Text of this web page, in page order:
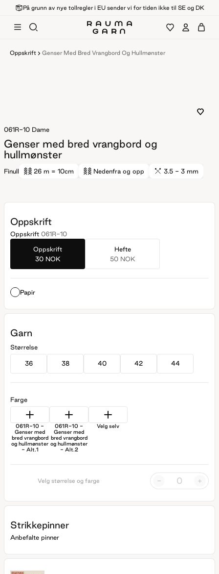
På grunn av nye tollregler i EU sender vi for tiden ikke til SE og DK
Oppskrift Genser Med Bred Vrangbord Og Hullmønster
061R-10 Dame
Genser med bred vrangbord og
hullmønster
Finull 26 m = 10cm Nedenfra og opp 3.5 - 3 mm
Oppskrift
Oppskrift 061R-10
Oppskrift
30 NOK
Hefte
50 NOK
Papir
Garn
Størrelse
36 38 40 42 44
Farge
061R-10 -
Genser med
bred vrangbord
og hullmønster
- Alt.1
061R-10 -
Genser med
bred vrangbord
og hullmønster
- Alt.2
Velg selv
Velg størrelse og farge - +
Strikkepinner
Anbefalte pinner